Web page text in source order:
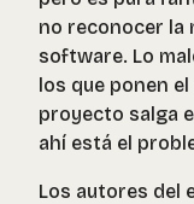
no reconocer la
software. Lo
los que ponen
proyecto salga
ahí está el
Los autores del